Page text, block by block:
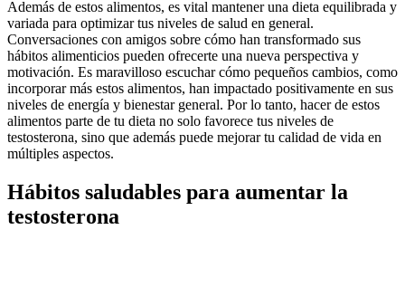
Además de estos alimentos, es vital mantener una dieta equilibrada y
variada para optimizar tus niveles de salud en general.
Conversaciones con amigos sobre cómo han transformado sus
hábitos alimenticios pueden ofrecerte una nueva perspectiva y
motivación. Es maravilloso escuchar cómo pequeños cambios, como
incorporar más estos alimentos, han impactado positivamente en sus
niveles de energía y bienestar general. Por lo tanto, hacer de estos
alimentos parte de tu dieta no solo favorece tus niveles de
testosterona, sino que además puede mejorar tu calidad de vida en
múltiples aspectos.
Hábitos saludables para aumentar la
testosterona